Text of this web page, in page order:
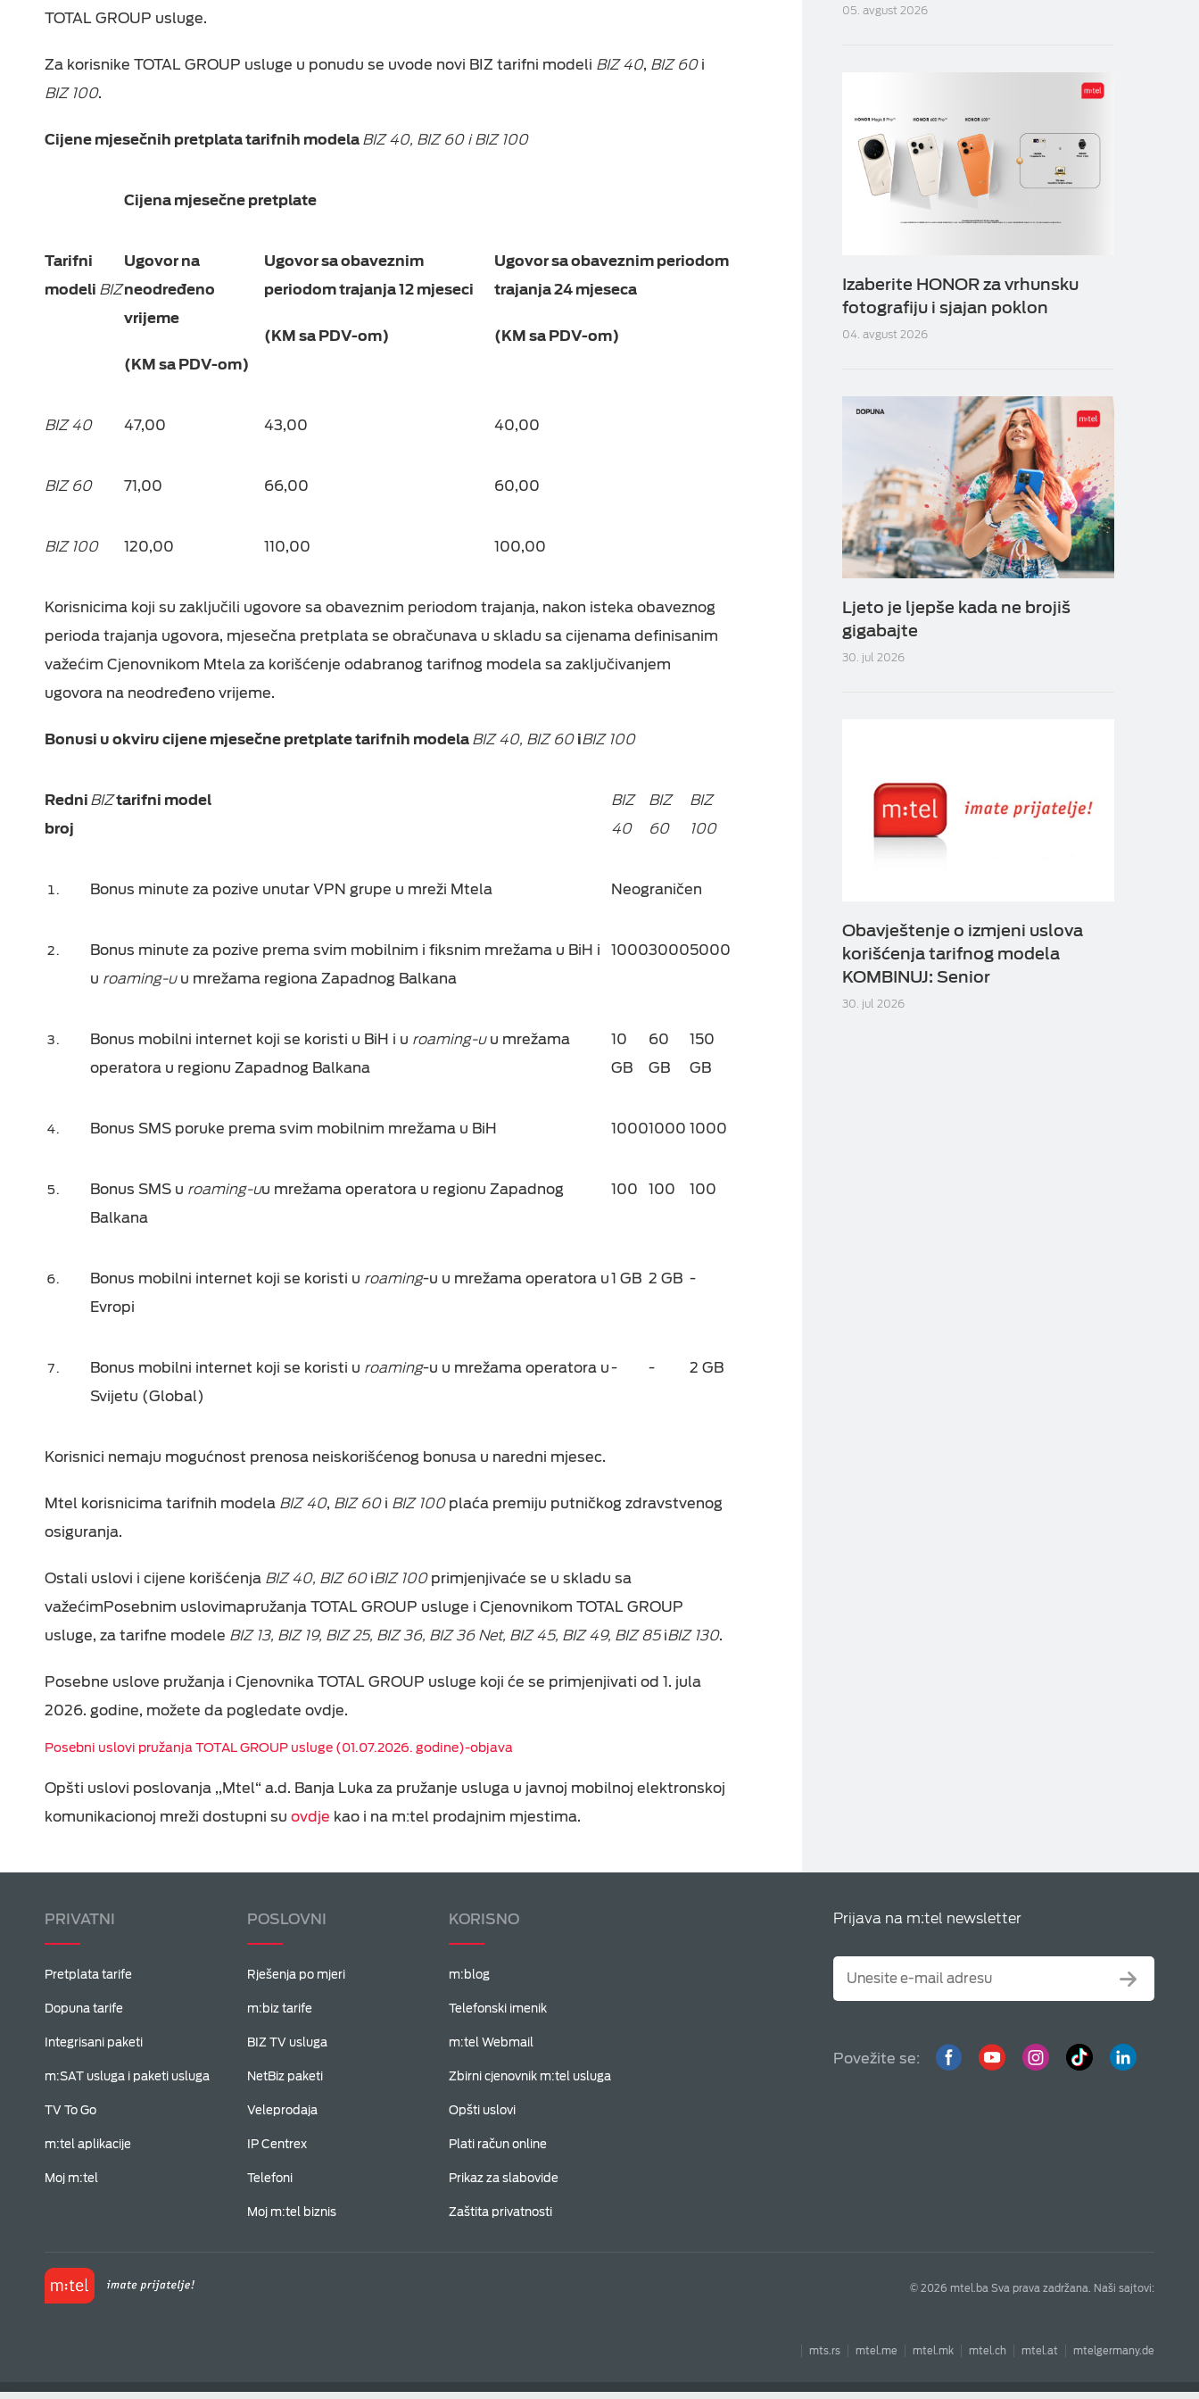
Dodatna oprema
IPTV Videoteka
TOTAL GROUP usluge.
Za korisnike TOTAL GROUP usluge u ponudu se uvode novi BIZ tarifni modeli BIZ 40, BIZ 60i
BIZ 100.
Cijene mjesečnih pretplata tarifnih modela BIZ 40, BIZ 60 i BIZ 100
Cijena mjesečne pretplate
Tarifni
modeli BIZ
Ugovor na
neodređeno
vrijeme
(KM sa PDV-om)
Ugovor sa obaveznim
periodom trajanja 12 mjeseci
(KM sa PDV-om)
Ugovor sa obaveznim periodom
trajanja24 mjeseca
(KM sa PDV-om)
BIZ40 47,00 43,00 40,00
BIZ 60 71,00 66,00 60,00
BIZ 100 120,00 110,00 100,00
Korisnicima koji su zaključili ugovore sa obaveznim periodom trajanja, nakon isteka obaveznog
perioda trajanja ugovora, mjesečna pretplata se obračunava u skladu sa cijenama definisanim
važećim Cjenovnikom Mtela za korišćenje odabranog tarifnog modela sa zaključivanjem
ugovora na neodređeno vrijeme.
Bonusi u okviru cijene mjesečne pretplate tarifnih modela BIZ 40, BIZ 60 iBIZ 100
Redni
broj
BIZtarifni model
BIZ
40
BIZ
60
BIZ
100
Bonus minute za pozive unutar VPN grupe u mreži Mtela Neograničen
Bonus minute za pozive prema svim mobilnim i fiksnim mrežama u BiH i
u roaming-uu mrežama regiona Zapadnog Balkana
100030005000
Bonus mobilni internet koji se koristi u BiH i u roaming-uu mrežama
operatora u regionu Zapadnog Balkana
10
GB
60
GB
150
GB
Bonus SMS poruke prema svim mobilnim mrežama u BiH 10001000 1000
Bonus SMS u roaming-uu mrežama operatora u regionu Zapadnog
Balkana
100 100 100
Bonus mobilni internet koji se koristi u roaming-u u mrežama operatora u
Evropi
1 GB 2 GB -
Bonus mobilni internet koji se koristi u roaming-u u mrežama operatora u
Svijetu (Global)
- - 2 GB
Korisnici nemaju mogućnost prenosa neiskorišćenog bonusa u naredni mjesec.
Mtel korisnicima tarifnih modela BIZ 40, BIZ 60i BIZ 100plaća premiju putničkog zdravstvenog
osiguranja.
Ostali uslovi i cijene korišćenja BIZ40, BIZ 60 iBIZ 100 primjenjivaće se u skladu sa
važećimPosebnim uslovimapružanja TOTAL GROUP usluge i Cjenovnikom TOTAL GROUP
usluge, za tarifne modele BIZ 13, BIZ 19, BIZ 25, BIZ 36, BIZ 36 Net, BIZ 45, BIZ 49, BIZ85iBIZ 130.
Posebne uslove pružanja i Cjenovnika TOTAL GROUP usluge koji će se primjenjivati od 1. jula
2026. godine, možete da pogledate ovdje.
Posebni uslovi pružanja TOTAL GROUP usluge (01.07.2026. godine)-objava
Opšti uslovi poslovanja ,,Mtel“ a.d. Banja Luka za pružanje usluga u javnoj mobilnoj elektronskoj
komunikacionoj mreži dostupni su ovdje kao i na m:tel prodajnim mjestima.
05. avgust 2026
Izaberite HONOR za vrhunsku
fotografiju i sjajan poklon
04. avgust 2026
Ljeto je ljepše kada ne brojiš
gigabajte
30. jul 2026
Obavještenje o izmjeni uslova
korišćenja tarifnog modela
KOMBINUJ: Senior
30. jul 2026
Prijava na m:tel newsletter
Povežite se:
PRIVATNI
Pretplata tarife
Dopuna tarife
Integrisani paketi
m:SAT usluga i paketi usluga
TV To Go
m:tel aplikacije
Moj m:tel
POSLOVNI
Rješenja po mjeri
m:biz tarife
BIZ TV usluga
NetBiz paketi
Veleprodaja
IP Centrex
Telefoni
Moj m:tel biznis
KORISNO
m:blog
Telefonski imenik
m:tel Webmail
Zbirni cjenovnik m:tel usluga
Opšti uslovi
Plati račun online
Prikaz za slabovide
Zaštita privatnosti
© 2026 mtel.ba Sva prava zadržana. Naši sajtovi:
mts.rs mtel.me mtel.mk mtel.ch mtel.at mtelgermany.de